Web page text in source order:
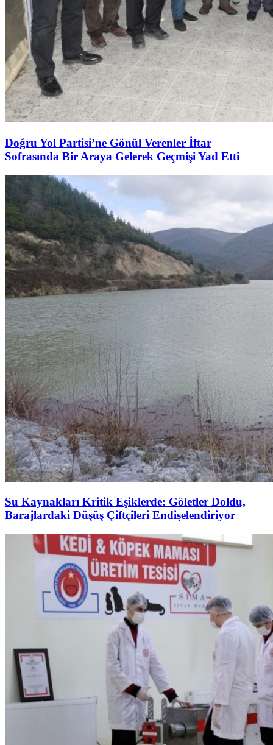
Doğru Yol Partisi’ne Gönül Verenler İftar
Sofrasında Bir Araya Gelerek Geçmişi Yad Etti
Su Kaynakları Kritik Eşiklerde: Göletler Doldu,
Barajlardaki Düşüş Çiftçileri Endişelendiriyor